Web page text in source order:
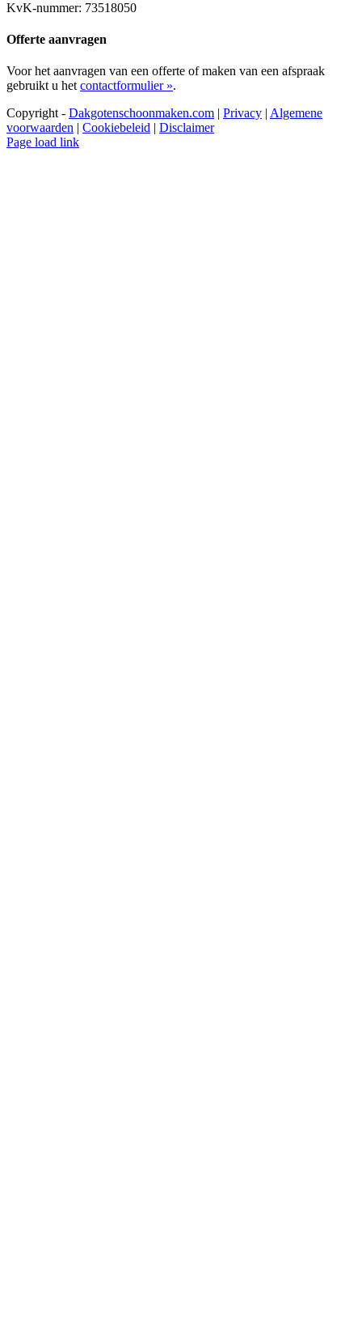
KvK-nummer: 73518050
Offerte aanvragen
Voor het aanvragen van een offerte of maken van een afspraak
gebruikt u het contactformulier ».
Copyright - Dakgotenschoonmaken.com | Privacy | Algemene
voorwaarden | Cookiebeleid | Disclaimer
Page load link